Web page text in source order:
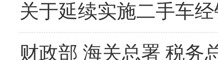
关于延续实施二手车
财政部 海关总署 税务